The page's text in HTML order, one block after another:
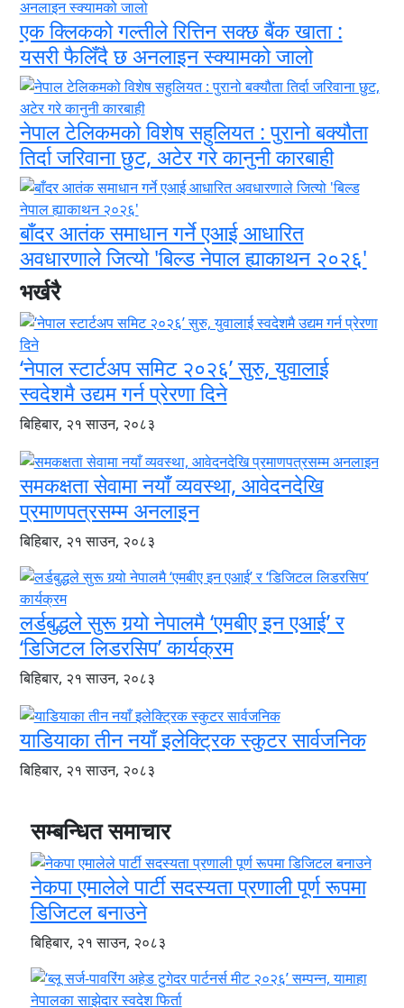
एक क्लिकको गल्तीले रित्तिन सक्छ बैंक खाता :
यसरी फैलिँदै छ अनलाइन स्क्यामको जालो
नेपाल टेलिकमको विशेष सहुलियत : पुरानो बक्यौता
तिर्दा जरिवाना छुट, अटेर गरे कानुनी कारबाही
बाँदर आतंक समाधान गर्ने एआई आधारित
अवधारणाले जित्यो 'बिल्ड नेपाल ह्याकाथन २०२६'
भर्खरै
‘नेपाल स्टार्टअप समिट २०२६’ सुरु, युवालाई
स्वदेशमै उद्यम गर्न प्रेरणा दिने
बिहिबार, २१ साउन, २०८३
समकक्षता सेवामा नयाँ व्यवस्था, आवेदनदेखि
प्रमाणपत्रसम्म अनलाइन
बिहिबार, २१ साउन, २०८३
लर्डबुद्धले सुरू गर्‍यो नेपालमै ‘एमबीए इन एआई’ र
‘डिजिटल लिडरसिप’ कार्यक्रम
बिहिबार, २१ साउन, २०८३
याडियाका तीन नयाँ इलेक्ट्रिक स्कुटर सार्वजनिक
बिहिबार, २१ साउन, २०८३
सम्बन्धित समाचार
नेकपा एमालेले पार्टी सदस्यता प्रणाली पूर्ण रूपमा
डिजिटल बनाउने
बिहिबार, २१ साउन, २०८३